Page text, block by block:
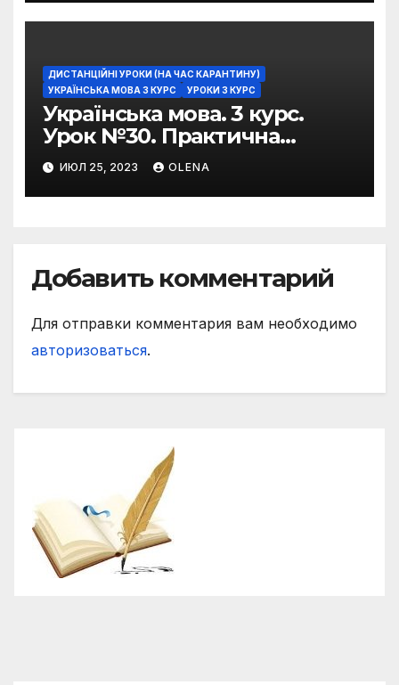
ДИСТАНЦІЙНІ УРОКИ (НА ЧАС КАРАНТИНУ)
УКРАЇНСЬКА МОВА 3 КУРС
УРОКИ 3 КУРС
Українська мова. 3 курс.
Урок №30. Практична
риторика. Оцінювальні
жанри. Характеристика
ИЮЛ 25, 2023 OLENA
Добавить комментарий
Для отправки комментария вам необходимо
авторизоваться.